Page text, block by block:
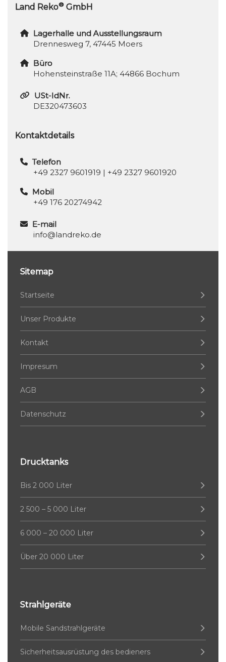
Land Reko® GmbH
Lagerhalle und Ausstellungsraum
Drennesweg 7, 47445 Moers
Büro
Hohensteinstraße 11A; 44866 Bochum
USt-IdNr.
DE320473603
Kontaktdetails
Telefon
+49 2327 9601919 | +49 2327 9601920
Mobil
+49 176 20274942
E-mail
info@landreko.de
Sitemap
Startseite
Unser Produkte
Kontakt
Impresum
AGB
Datenschutz
Drucktanks
Bis 2 000 Liter
2 500 – 5 000 Liter
6 000 – 20 000 Liter
Über 20 000 Liter
Strahlgeräte
Mobile Sandstrahlgeräte
Sicherheitsausrüstung des bedieners